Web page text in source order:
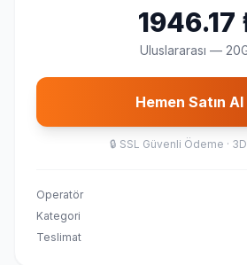
1946.17
Uluslararası —
Hemen Satın Al
🔒 SSL Güvenli Ödeme ·
Operatör
Kategori
Teslimat